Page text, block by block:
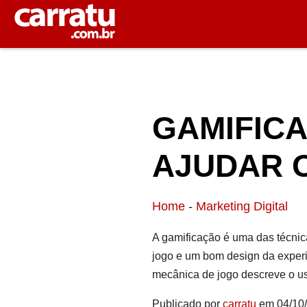
AJUDAR
Home - Marketing Digital
A gamificação é uma das
jogo e um bom design da
mecânica de jogo descreve o
Publicado por carratu em 04/